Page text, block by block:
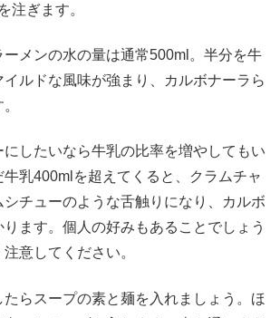
注ぎます。
メンの水の量は通常500ml。半分を牛
ルドな風味が強まり、カルボナーラら
にしたいなら牛乳の比率を増やしてもい
乳400mlを超えてくると、クラムチャ
シチューのような舌触りになり、カルボ
ます。個人の好みもあることでしょう
意してください。
らスープの素と麺を入れましょう。ほ